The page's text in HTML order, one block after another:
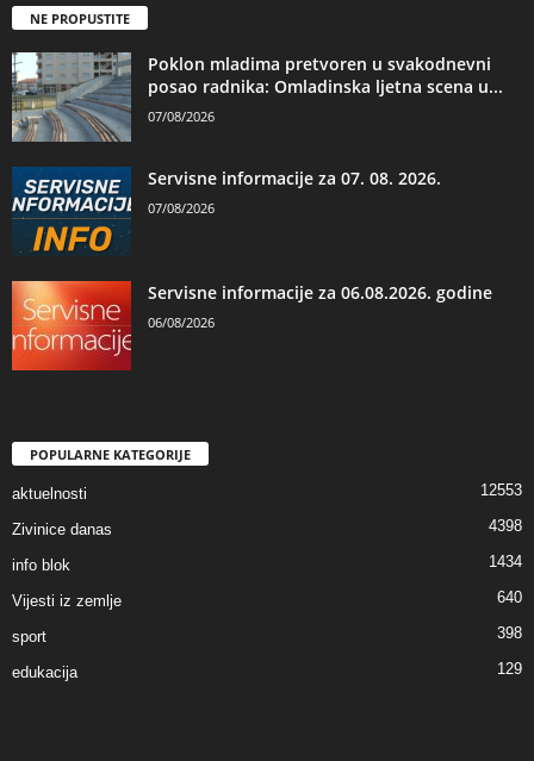
NE PROPUSTITE
Poklon mladima pretvoren u svakodnevni
posao radnika: Omladinska ljetna scena u...
07/08/2026
Servisne informacije za 07. 08. 2026.
07/08/2026
Servisne informacije za 06.08.2026. godine
06/08/2026
POPULARNE KATEGORIJE
aktuelnosti 12553
Zivinice danas 4398
info blok 1434
Vijesti iz zemlje 640
sport 398
edukacija 129